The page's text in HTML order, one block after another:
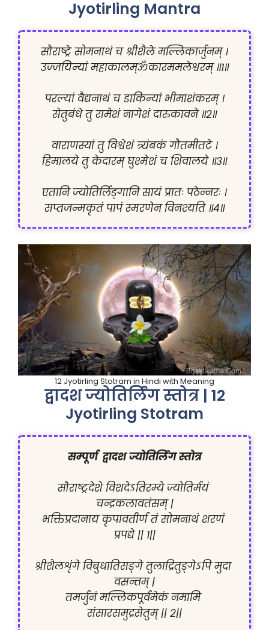
Jyotirling Mantra
सौराष्ट्रे सोमनाथं च श्रीशैले मल्लिकार्जुनम् ।
उज्जयिन्यां महाकालम्ॐकारममलेश्वरम् ॥१॥
परल्यां वैद्यनाथं च डाकिन्यां भीमाशंकरम् ।
सेतुबंधे तु रामेशं नागेशं दारुकावने ॥२॥
वाराणस्यां तु विश्वेशं त्र्यंबकं गौतमीतटे ।
हिमालये तु केदारम् घुश्मेशं च शिवालये ॥३॥
एतानि ज्योतिर्लिङ्गानि सायं प्रातः पठेन्नरः ।
12 Jyotirling Stotram in Hindi with Meaning
द्वादश ज्योतिर्लिंग स्तोत्र | 12
Jyotirling Stotram
सम्पूर्ण  द्वादश ज्योतिर्लिंग स्तोत्र
सौराष्ट्रदेशे विशदेऽतिरम्ये ज्योतिर्मयं
चन्द्रकलावतंसम् |
भक्तिप्रदानाय कृपावतीर्णं तं सोमनाथं शरणं
प्रपद्ये || १||
श्रीशैलशृंगे विबुधातिसङ्गे तुलाद्रितुङ्गेऽपि मुदा
वसन्तम् |
तमर्जुनं मल्लिकपूर्वमेकं नमामि
संसारसमुद्रसेतुम् || २||